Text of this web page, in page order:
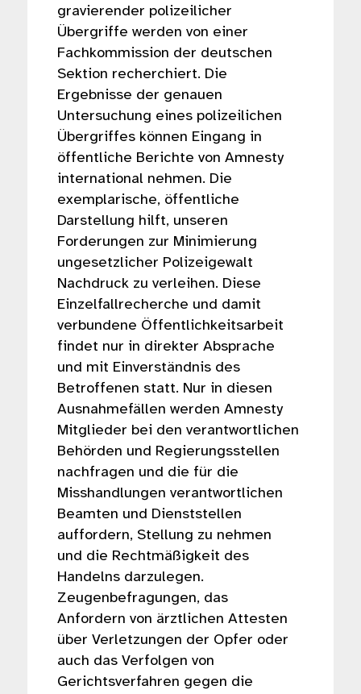
gravierender polizeilicher
Übergriffe werden von einer
Fachkommission der deutschen
Sektion recherchiert. Die
Ergebnisse der genauen
Untersuchung eines polizeilichen
Übergriffes können Eingang in
öffentliche Berichte von Amnesty
international nehmen. Die
exemplarische, öffentliche
Darstellung hilft, unseren
Forderungen zur Minimierung
ungesetzlicher Polizeigewalt
Nachdruck zu verleihen. Diese
Einzelfallrecherche und damit
verbundene Öffentlichkeitsarbeit
findet nur in direkter Absprache
und mit Einverständnis des
Betroffenen statt. Nur in diesen
Ausnahmefällen werden Amnesty
Mitglieder bei den verantwortlichen
Behörden und Regierungsstellen
nachfragen und die für die
Misshandlungen verantwortlichen
Beamten und Dienststellen
auffordern, Stellung zu nehmen
und die Rechtmäßigkeit des
Handelns darzulegen.
Zeugenbefragungen, das
Anfordern von ärztlichen Attesten
über Verletzungen der Opfer oder
auch das Verfolgen von
Gerichtsverfahren gegen die